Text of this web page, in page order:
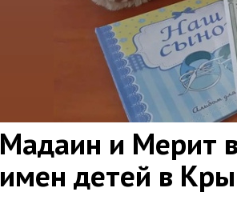
Мадаин и Мерит
имен детей в